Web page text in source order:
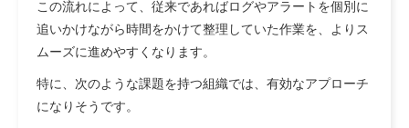
この流れによって、従来であればログやアラートを個別に
追いかけながら時間をかけて整理していた作業を、よりス
ムーズに進めやすくなります。
特に、次のような課題を持つ組織では、有効なアプローチ
になりそうです。